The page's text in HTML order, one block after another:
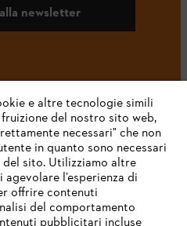
newsletter
e altre tecnologie simili
del nostro sito web,
necessari" che non
in quanto sono necessari
sito. Utilizziamo altre
l’esperienza di
offrire contenuti
del comportamento